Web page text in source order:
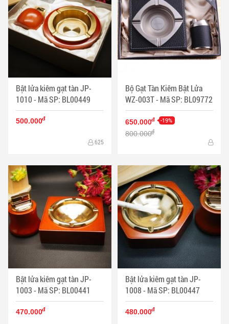
Bật lửa kiêm gạt tàn JP-
1010 - Mã SP: BL00449
500.000đ
625
Bộ Gạt Tàn Kiêm Bật Lửa
WZ-003T - Mã SP: BL09772
650.000đ -19%
800.000đ
Bật lửa kiêm gạt tàn JP-
1003 - Mã SP: BL00441
470.000đ
Bật lửa kiêm gạt tàn JP-
1008 - Mã SP: BL00447
480.000đ